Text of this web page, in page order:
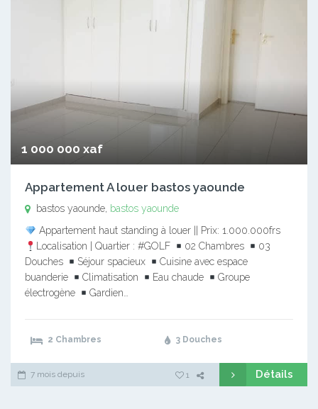
1 000 000 xaf
Appartement A louer bastos yaounde
bastos yaounde, bastos yaounde
Appartement haut standing à louer || Prix: 1.000.000frs
Localisation | Quartier : #GOLF
02 Chambres
03
Douches
Séjour spacieux
Cuisine avec espace
buanderie
Climatisation Eau chaude
Groupe
électrogène
Gardien…
2 Chambres 3 Douches
7 mois depuis 1 Détails